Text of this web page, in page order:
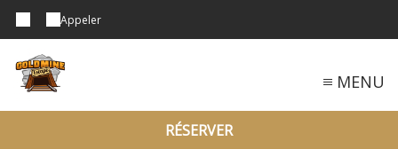
Appeler
MENU
RÉSERVER